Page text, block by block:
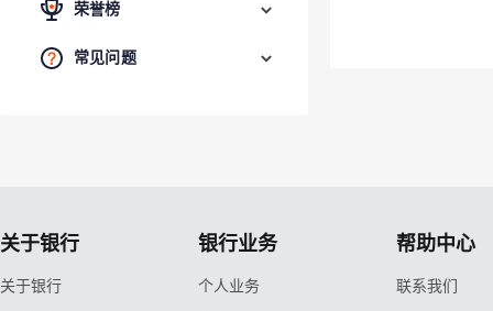
荣誉榜
常见问题
关于银行
关于银行
银行业务
个人业务
帮助中心
联系我们